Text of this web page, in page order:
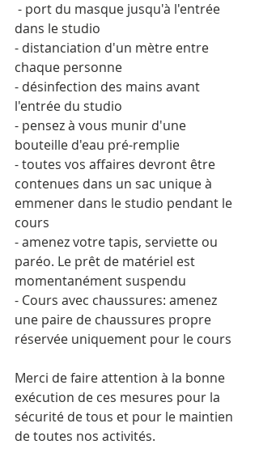
dans le studio
- distanciation d'un mètre entre
chaque personne
- désinfection des mains avant
l'entrée du studio
- pensez à vous munir d'une
bouteille d'eau pré-remplie
- toutes vos affaires devront être
contenues dans un sac unique à
emmener dans le studio pendant le
cours
- amenez votre tapis, serviette ou
paréo. Le prêt de matériel est
momentanément suspendu
- Cours avec chaussures: amenez
une paire de chaussures propre
réservée uniquement pour le cours
Merci de faire attention à la bonne
exécution de ces mesures pour la
sécurité de tous et pour le maintien
de toutes nos activités.